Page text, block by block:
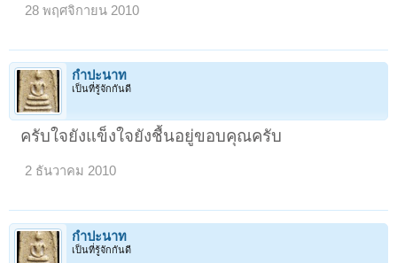
28 พฤศจิกายน 2010
กำปะนาท
เป็นที่รู้จักกันดี
ครับใจยังแข็งใจยังชื้นอยู่ขอบคุณครับ
2 ธันวาคม 2010
กำปะนาท
เป็นที่รู้จักกันดี